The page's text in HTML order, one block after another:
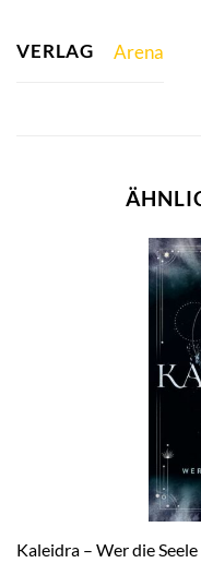
VERLAG Arena
Kaleidra – Wer die